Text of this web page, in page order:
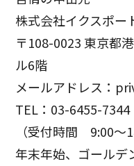
株式会社イクスポ
〒108-0023 東京都
ル6階
メールアドレス：
TEL：03-6455-7344
（受付時間 9:00～
年末年始、ゴールデ